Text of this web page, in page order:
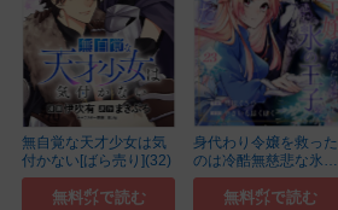
無自覚な天才少女は気
付かない[ばら売り](32)
無料㌽で読む
身代わり令嬢を救った
のは冷酷無慈悲な氷
の...(23)
無料㌽で読む